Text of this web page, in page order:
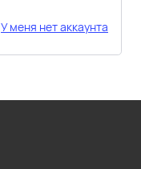
У меня нет аккаунта